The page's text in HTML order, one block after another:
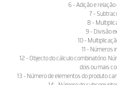
6 - Adição e
7 -
8 -
9 - Divisão
10 -
11 - Números
12 - Objecto do cálculo combinatório.
dois ou mais
13 - Número de elementos do produto